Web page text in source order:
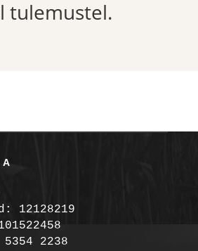
tulemustel.
12128219
2238